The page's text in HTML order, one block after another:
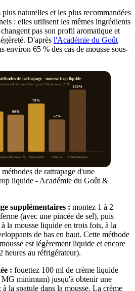
naturelles et les plus recommandées
: elles utilisent les mêmes ingrédients
pas son profil aromatique et
D'après l'Académie du Goût
environ 65 % des cas de mousse sous-
de rattrapage - mousse trop liquide
Goût & Ferrandi Paris - panel 120 pâtissiers, 2024
60%
Crème fouettée
78%
Mascarpone
52%
Gélatine
100%
Transformation
de rattrapage d'une
liquide - Académie du Goût &
supplémentaires : montez 1 à 2
(avec une pincée de sel), puis
la mousse liquide en trois fois, à la
de bas en haut. Cette méthode
est légèrement liquide et encore
heures au réfrigérateur).
: fouettez 100 ml de crème liquide
minimum) jusqu'à obtenir une
la spatule dans la mousse. La crème